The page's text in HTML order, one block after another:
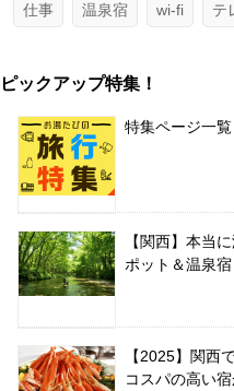
仕事 温泉宿 wi-fi テ
ピックアップ特集！
特集ページ一覧
【関西】本当
ポット＆温泉宿
【2025】関西
コスパの高い